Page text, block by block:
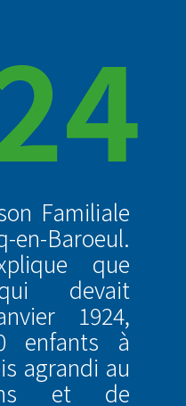
Familiale
en-Baroeul.
que
devait
1924,
enfants à
agrandi au
et de